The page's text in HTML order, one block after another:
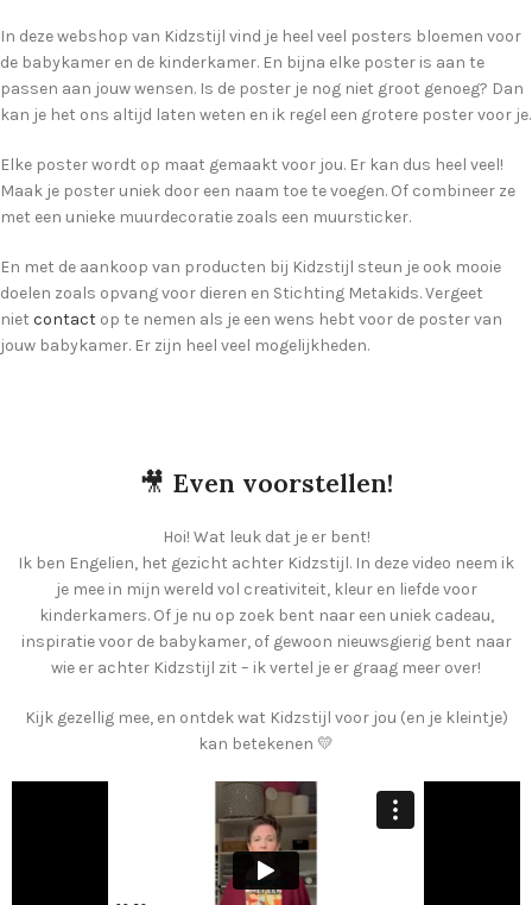
In deze webshop van Kidzstijl vind je heel veel posters bloemen voor
de babykamer en de kinderkamer. En bijna elke poster is aan te
passen aan jouw wensen. Is de poster je nog niet groot genoeg? Dan
kan je het ons altijd laten weten en ik regel een grotere poster voor je.
Elke poster wordt op maat gemaakt voor jou. Er kan dus heel veel!
Maak je poster uniek door een naam toe te voegen. Of combineer ze
met een unieke muurdecoratie zoals een muursticker.
En met de aankoop van producten bij Kidzstijl steun je ook mooie
doelen zoals opvang voor dieren en Stichting Metakids. Vergeet
niet contact op te nemen als je een wens hebt voor de poster van
jouw babykamer. Er zijn heel veel mogelijkheden.
🎥 Even voorstellen!
Hoi! Wat leuk dat je er bent!
Ik ben Engelien, het gezicht achter Kidzstijl. In deze video neem ik
je mee in mijn wereld vol creativiteit, kleur en liefde voor
kinderkamers. Of je nu op zoek bent naar een uniek cadeau,
inspiratie voor de babykamer, of gewoon nieuwsgierig bent naar
wie er achter Kidzstijl zit – ik vertel je er graag meer over!
Kijk gezellig mee, en ontdek wat Kidzstijl voor jou (en je kleintje)
kan betekenen 💛